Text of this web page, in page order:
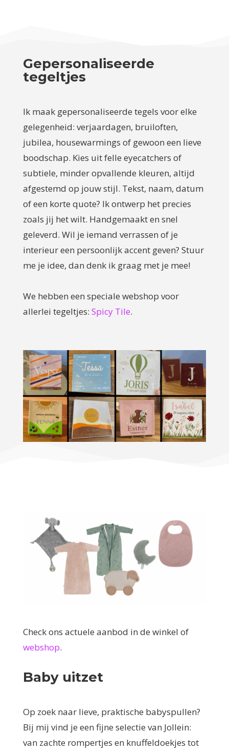
Gepersonaliseerde
tegeltjes
Ik maak gepersonaliseerde tegels voor elke
gelegenheid: verjaardagen, bruiloften,
jubilea, housewarmings of gewoon een lieve
boodschap. Kies uit felle eyecatchers of
subtiele, minder opvallende kleuren, altijd
afgestemd op jouw stijl. Tekst, naam, datum
of een korte quote? Ik ontwerp het precies
zoals jij het wilt. Handgemaakt en snel
geleverd. Wil je iemand verrassen of je
interieur een persoonlijk accent geven? Stuur
me je idee, dan denk ik graag met je mee!
We hebben een speciale webshop voor
allerlei tegeltjes: Spicy Tile.
Check ons actuele aanbod in de winkel of
webshop.
Baby uitzet
Op zoek naar lieve, praktische babyspullen?
Bij mij vind je een fijne selectie van Jollein:
van zachte rompertjes en knuffeldoekjes tot